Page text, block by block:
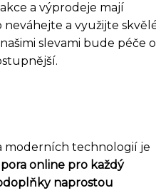
a výprodeje mají
a využijte
slevami bude péče o
moderních technologií je
online pro každý
naprostou